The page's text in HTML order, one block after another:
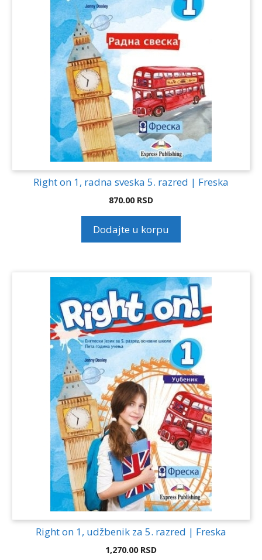
Right on 1, radna sveska 5. razred | Freska
870.00 RSD
Dodajte u korpu
Right on 1, udžbenik za 5. razred | Freska
1,270.00 RSD